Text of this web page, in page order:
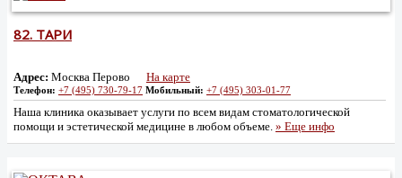
82. ТАРИ
Адрес: Москва Перово На карте
Телефон: +7 (495) 730-79-17 Мобильный: +7 (495) 303-01-77
Наша клиника оказывает услуги по всем видам стоматологической
помощи и эстетической медицине в любом объеме. » Еще инфо